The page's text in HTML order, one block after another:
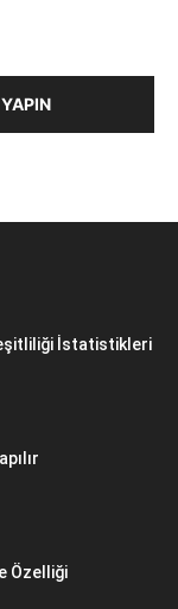
İstatistikleri
Özelliği